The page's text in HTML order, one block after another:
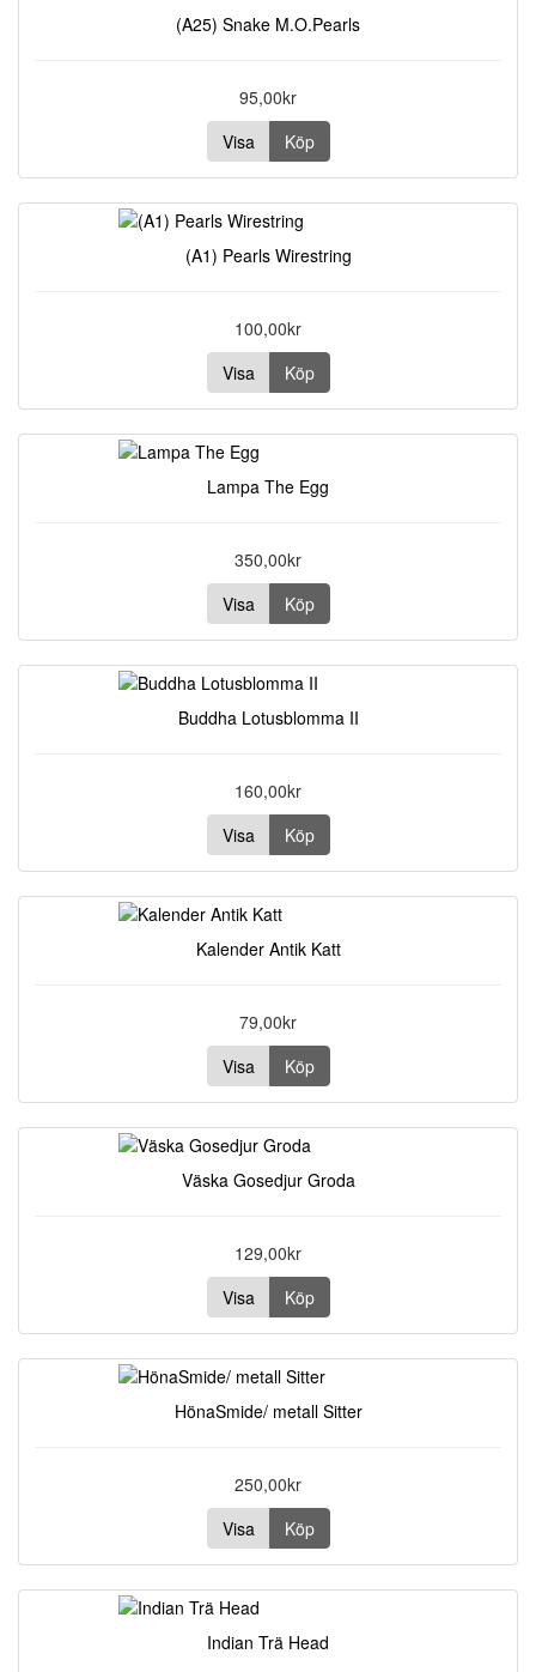
(A25) Snake M.O.Pearls
95,00kr
Visa
Köp
(A1) Pearls Wirestring
100,00kr
Visa
Köp
Lampa The Egg
350,00kr
Visa
Köp
Buddha Lotusblomma II
160,00kr
Visa
Köp
Kalender Antik Katt
79,00kr
Visa
Köp
Väska Gosedjur Groda
129,00kr
Visa
Köp
HönaSmide/ metall Sitter
250,00kr
Visa
Köp
Indian Trä Head